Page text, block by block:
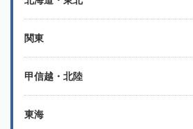
関東
甲信越・北陸
東海